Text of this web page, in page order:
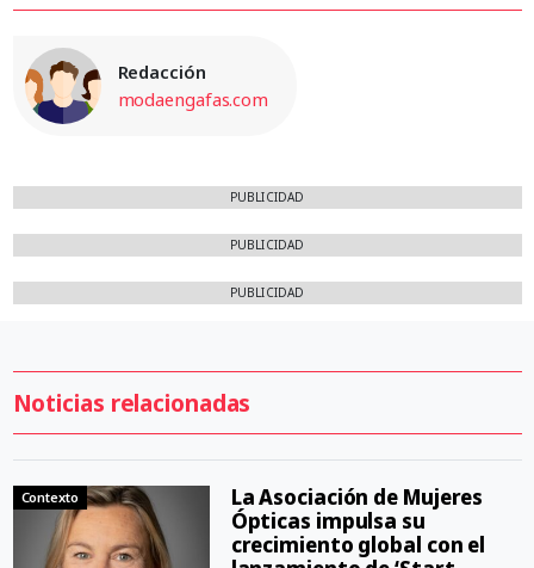
Redacción
modaengafas.com
PUBLICIDAD
PUBLICIDAD
PUBLICIDAD
Noticias relacionadas
Contexto
La Asociación de Mujeres
Ópticas impulsa su
crecimiento global con el